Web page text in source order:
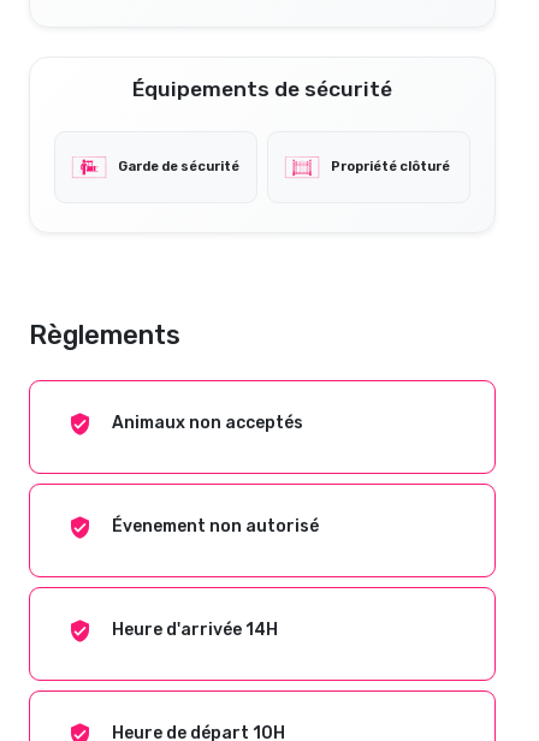
Équipements de sécurité
Garde de sécurité Propriété clôturé
Règlements
Animaux non acceptés
Évenement non autorisé
Heure d'arrivée 14H
Heure de départ 10H